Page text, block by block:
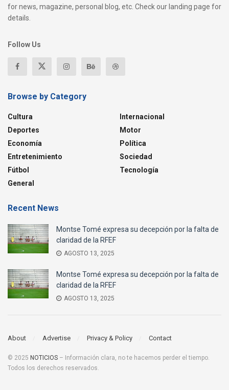
for news, magazine, personal blog, etc. Check our landing page for
details.
Follow Us
Browse by Category
Cultura
Deportes
Economía
Entretenimiento
Fútbol
General
Internacional
Motor
Política
Sociedad
Tecnología
Recent News
Montse Tomé expresa su decepción por la falta de
claridad de la RFEF
AGOSTO 13, 2025
Montse Tomé expresa su decepción por la falta de
claridad de la RFEF
AGOSTO 13, 2025
About Advertise Privacy & Policy Contact
© 2025 NOTICIOS – Información clara, no te hacemos perder el tiempo.
Todos los derechos reservados.